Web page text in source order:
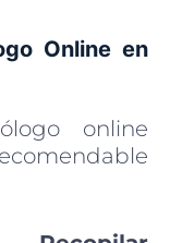
Online en
online